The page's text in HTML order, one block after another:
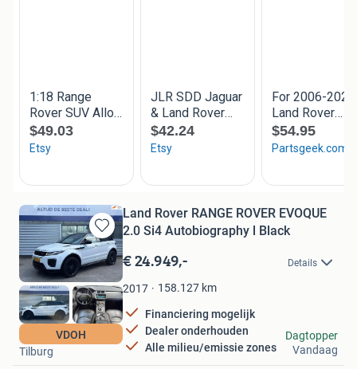
Bewaren
in
Mijn
Favorieten
VDOH
Land Rover RANGE ROVER EVOQUE
2.0 Si4 Autobiography l Black
€ 24.949,- Details
2017 158.127 km
Financiering mogelijk
Dealer onderhouden
Alle milieu/emissie zones
Zwaard Auto's
Tilburg
Dagtopper
Vandaag